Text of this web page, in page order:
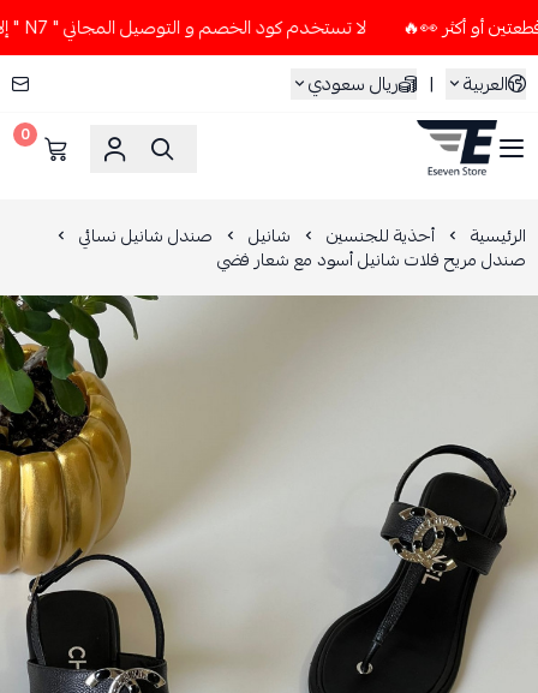
لا تستخدم كود الخصم و التوصيل المجاني " N7 " إلا إذا طلبت قطعتين أو أكثر 👀🔥
العربية
| ريال سعودي
ESEVEN STORE
0
الرئيسية أحذية للجنسين شانيل صندل شانيل نسائي
صندل مريح فلات شانيل أسود مع شعار فضي